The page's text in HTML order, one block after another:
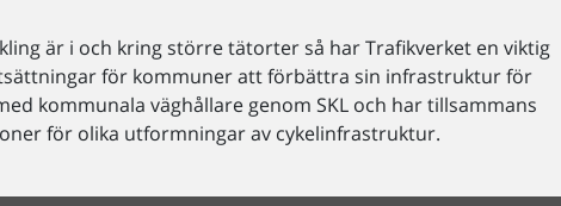
är i och kring större tätorter så har Trafikverket en viktig
för kommuner att förbättra sin infrastruktur för
kommunala väghållare genom SKL och har tillsammans
för olika utformningar av cykelinfrastruktur.